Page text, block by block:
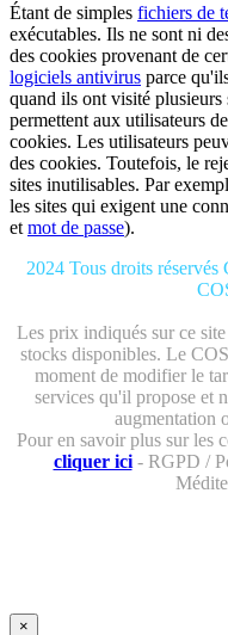
Étant de simples fichiers de
exécutables. Ils ne sont ni
des cookies provenant de
logiciels antivirus parce
quand ils ont visité plusieurs
permettent aux utilisateurs
cookies. Les utilisateurs
des cookies. Toutefois, le
sites inutilisables. Par
les sites qui exigent une
et mot de passe).
2024 Tous droits
Les prix indiqués sur ce
stocks disponibles. Le
moment de modifier le
services qu'il propose et
augmentation
Pour en savoir plus sur les
cliquer ici- RGPD /
×